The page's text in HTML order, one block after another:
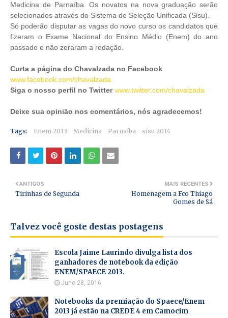
Medicina de Parnaíba. Os novatos na nova graduação serão
selecionados através do Sistema de Seleção Unificada (Sisu).
Só poderão disputar as vagas do novo curso os candidatos que
fizeram o Exame Nacional do Ensino Médio (Enem) do ano
passado e não zeraram a redação.
Curta a página do Chavalzada no Facebook
www.facebook.com/chavalzada
Siga o nosso perfil no Twitter www.twitter.com/chavalzada
Deixe sua opinião nos comentários, nós agradecemos!
Tags: Enem 2013 Medicina Parnaíba sisu 2014
MAIS RECENTES
Homenagem a Fco Thiago
Gomes de Sá
ANTIGOS
Tirinhas de Segunda
Talvez você goste destas postagens
Escola Jaime Laurindo divulga lista dos
ganhadores de notebook da edição
ENEM/SPAECE 2013.
June 28, 2016
Notebooks da premiação do Spaece/Enem
2013 já estão na CREDE 4 em Camocim